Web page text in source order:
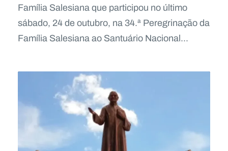
Família Salesiana que participou no último
sábado, 24 de outubro, na 34.ª Peregrinação da
Família Salesiana ao Santuário Nacional...